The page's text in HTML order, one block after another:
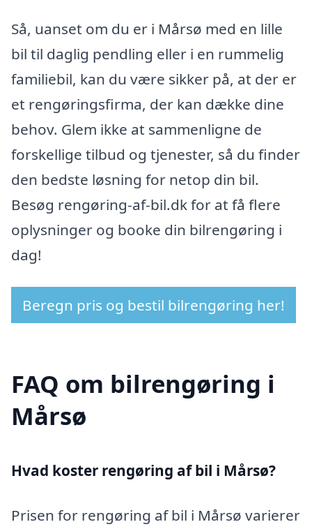
Så, uanset om du er i Mårsø med en lille
bil til daglig pendling eller i en rummelig
familiebil, kan du være sikker på, at der er
et rengøringsfirma, der kan dække dine
behov. Glem ikke at sammenligne de
forskellige tilbud og tjenester, så du finder
den bedste løsning for netop din bil.
Besøg rengøring-af-bil.dk for at få flere
oplysninger og booke din bilrengøring i
dag!
Beregn pris og bestil bilrengøring her!
FAQ om bilrengøring i
Mårsø
Hvad koster rengøring af bil i Mårsø?
Prisen for rengøring af bil i Mårsø varierer